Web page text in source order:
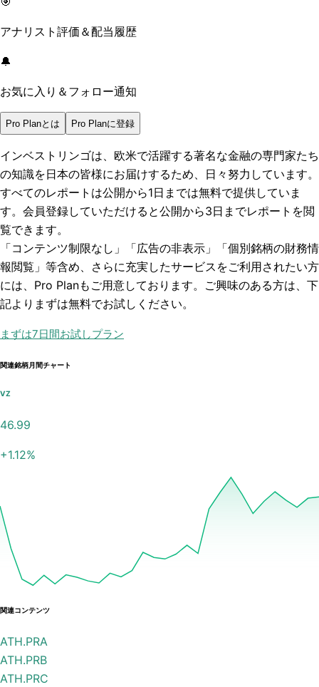
アナリスト評価＆配当履歴
🔔
お気に入り＆フォロー通知
Pro Planとは Pro Planに登録
インベストリンゴは、欧米で活躍する著名な金融の専門家たち
の知識を日本の皆様にお届けするため、日々努力しています。
すべてのレポートは公開から1日までは無料で提供していま
す。会員登録していただけると公開から3日までレポートを閲
覧できます。
「コンテンツ制限なし」「広告の非表示」「個別銘柄の財務情
報閲覧」 等含め、さらに充実したサービスをご利用されたい方
には、Pro Planもご用意しております。ご興味のある方は、下
記よりまずは無料でお試しください。
まずは7日間お試しプラン
関連銘柄月間チャート
VZ
46.99
+1.12%
関連コンテンツ
ATH.PRA
ATH.PRB
ATH.PRC